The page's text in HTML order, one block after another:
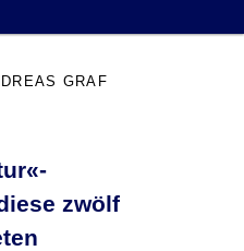
GRAF
zwölf